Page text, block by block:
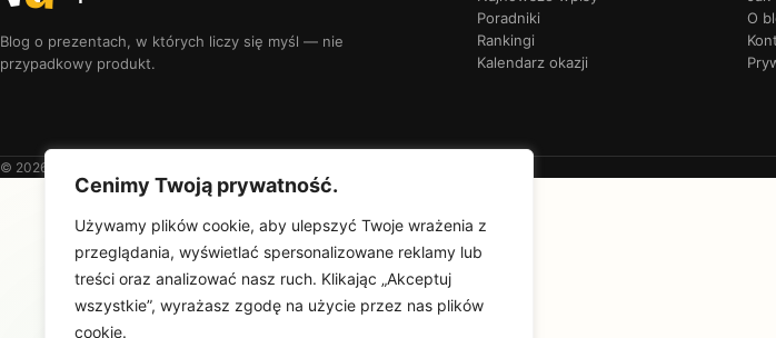
Cenimy Twoją prywatność.
Używamy plików cookie, aby ulepszyć Twoje wrażenia z
przeglądania, wyświetlać spersonalizowane reklamy lub
treści oraz analizować nasz ruch. Klikając „Akceptuj
wszystkie”, wyrażasz zgodę na użycie przez nas plików
cookie.
Blog o prezentach, w których liczy się myśl — nie
przypadkowy produkt.
Poradniki
Rankingi
Kalendarz okazji
O
© 2026 Wyjątkowy Upominek